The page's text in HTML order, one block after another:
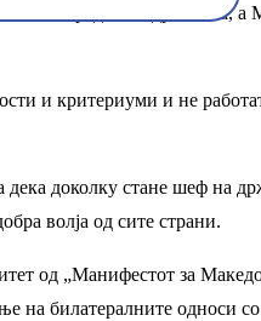
поредок на државата, а
и критериуми и не
доколку стане шеф на
волја од сите страни.
од „Манифестот за
на билатералните односи